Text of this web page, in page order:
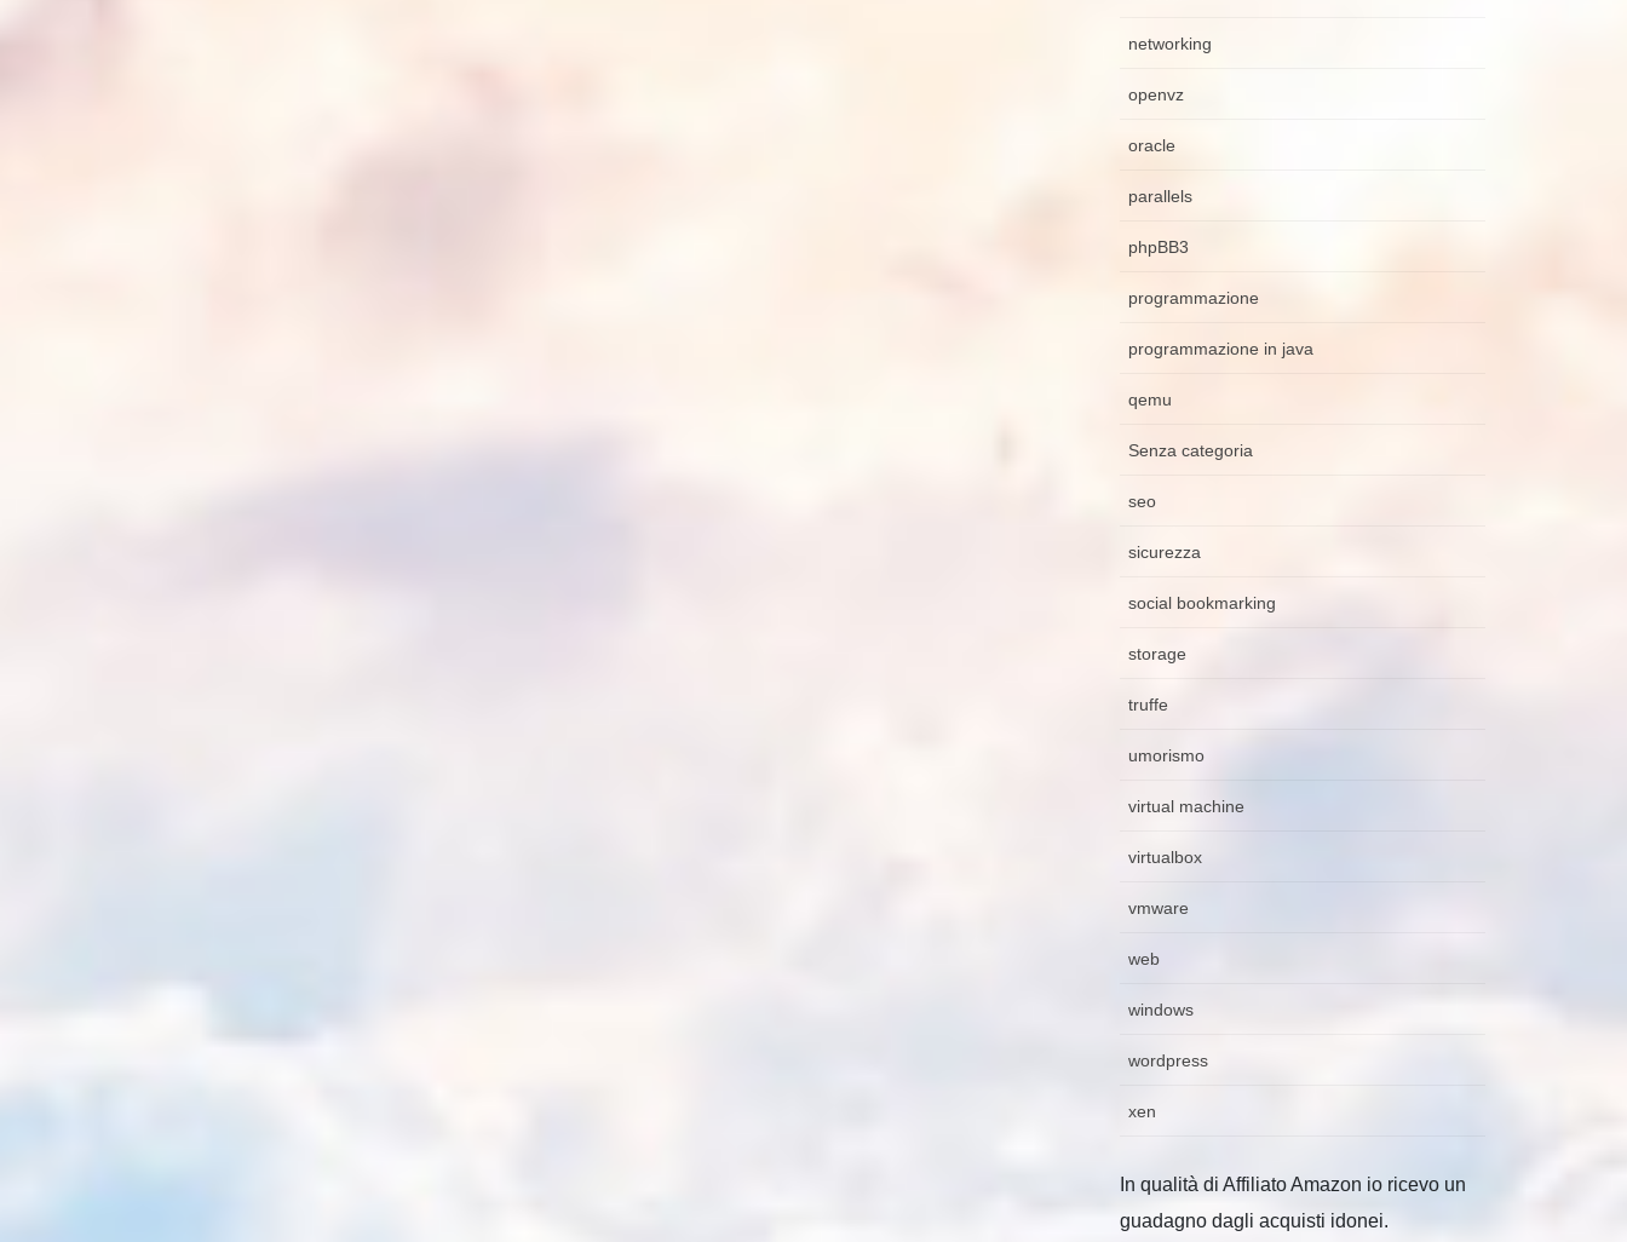
networking
openvz
oracle
parallels
phpBB3
programmazione
programmazione in java
qemu
Senza categoria
seo
sicurezza
social bookmarking
storage
truffe
umorismo
virtual machine
virtualbox
vmware
web
windows
wordpress
xen
In qualità di Affiliato Amazon io ricevo un
guadagno dagli acquisti idonei.